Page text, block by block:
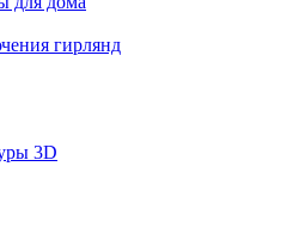
гирлянд
3D